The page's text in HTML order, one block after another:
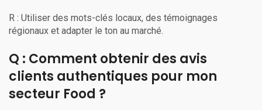
R : Utiliser des mots-clés locaux, des témoignages
régionaux et adapter le ton au marché.
Q : Comment obtenir des avis
clients authentiques pour mon
secteur Food ?